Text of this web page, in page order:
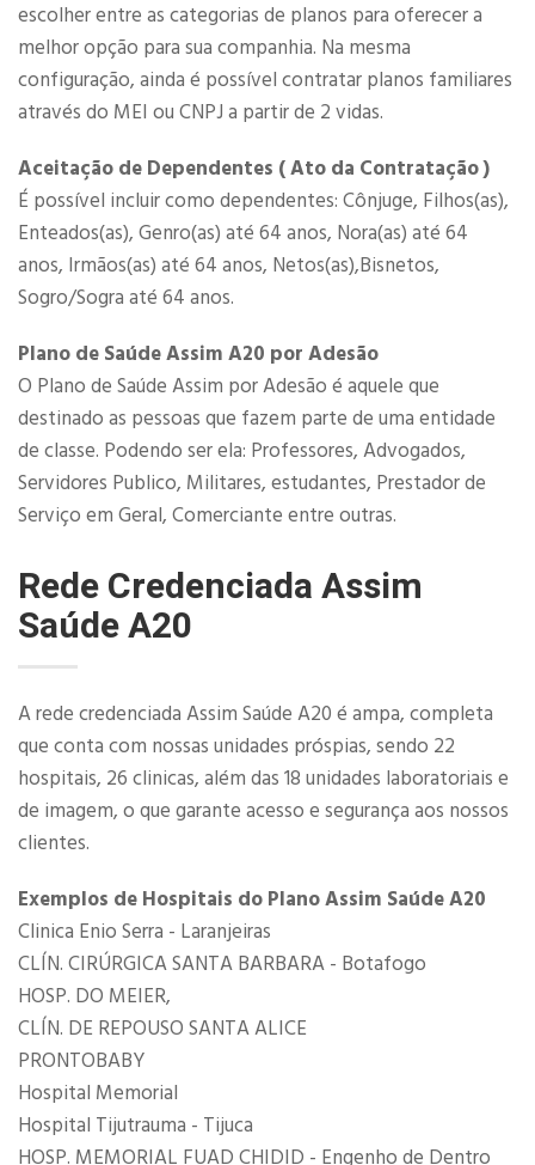
escolher entre as categorias de planos para oferecer a
melhor opção para sua companhia. Na mesma
configuração, ainda é possível contratar planos familiares
através do MEI ou CNPJ a partir de 2 vidas.​
Aceitação de Dependentes ( Ato da Contratação )
É possível incluir como dependentes: Cônjuge, Filhos(as),
Enteados(as), Genro(as) até 64 anos, Nora(as) até 64
anos, Irmãos(as) até 64 anos, Netos(as),Bisnetos,
Sogro/Sogra até 64 anos.
Plano de Saúde Assim A20 por Adesão
O Plano de Saúde Assim por Adesão é aquele que
destinado as pessoas que fazem parte de uma entidade
de classe. Podendo ser ela: Professores, Advogados,
Servidores Publico, Militares, estudantes, Prestador de
Serviço em Geral, Comerciante entre outras.
Rede Credenciada Assim
Saúde A20
A rede credenciada Assim Saúde A20 é ampa, completa
que conta com nossas unidades próspias, sendo 22
hospitais, 26 clinicas, além das 18 unidades laboratoriais e
de imagem, o que garante acesso e segurança aos nossos
clientes.
Exemplos de Hospitais do Plano Assim Saúde A20
Clinica Enio Serra - Laranjeiras
CLÍN. CIRÚRGICA SANTA BARBARA - Botafogo
HOSP. DO MEIER,
CLÍN. DE REPOUSO SANTA ALICE
PRONTOBABY
Hospital Memorial
Hospital Tijutrauma - Tijuca
HOSP. MEMORIAL FUAD CHIDID - Engenho de Dentro